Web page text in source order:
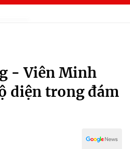
- Viên Minh
diện trong đám